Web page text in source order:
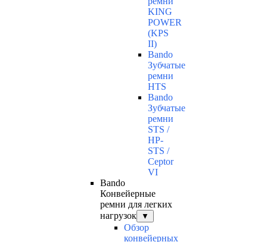
KING
POWER
(KPS
II)
Bando
Зубчатые
ремни
HTS
Bando
Зубчатые
ремни
STS /
HP-
STS /
Ceptor
VI
Bando
Конвейерные
ремни для легких
нагрузок
▼
Обзор
конвейерных